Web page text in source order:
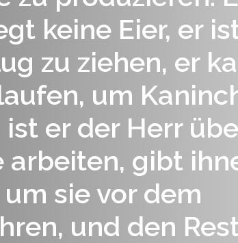
keine Eier, er
zu ziehen, er
um
er der Herr
arbeiten, gibt
sie vor dem
und den